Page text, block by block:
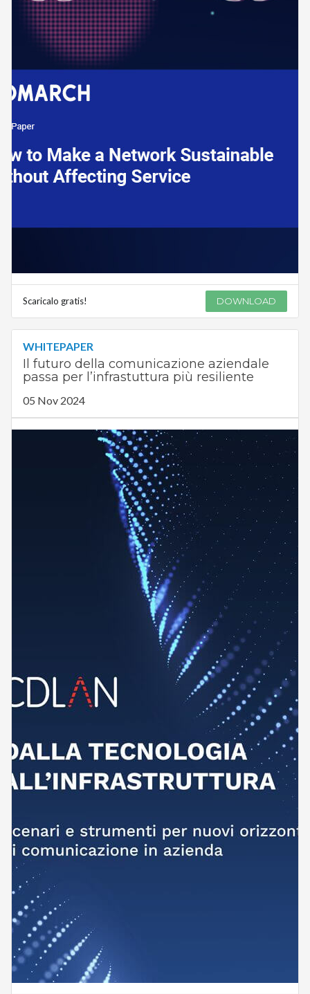
Scaricalo gratis! DOWNLOAD
WHITEPAPER
Il futuro della comunicazione aziendale
passa per l’infrastuttura più resiliente
05 Nov 2024